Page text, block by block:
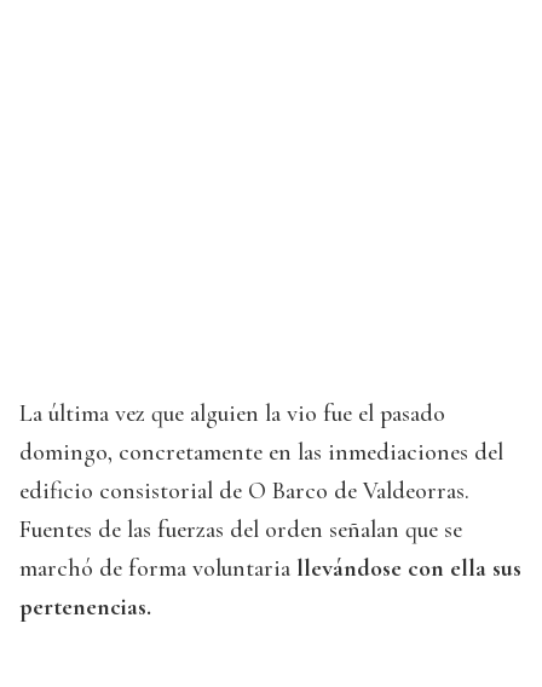
La última vez que alguien la vio fue el pasado
domingo, concretamente en las inmediaciones del
edificio consistorial de O Barco de Valdeorras.
Fuentes de las fuerzas del orden señalan que se
marchó de forma voluntaria llevándose con ella sus
pertenencias.